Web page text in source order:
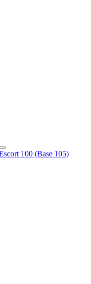
100 (Base 105)